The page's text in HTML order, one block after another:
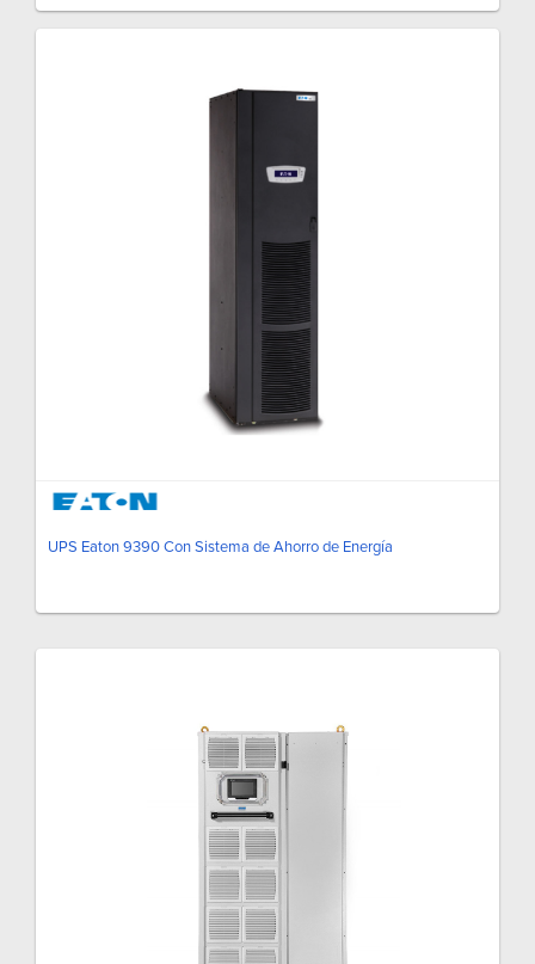
UPS Eaton 9390 Con Sistema de Ahorro de Energía